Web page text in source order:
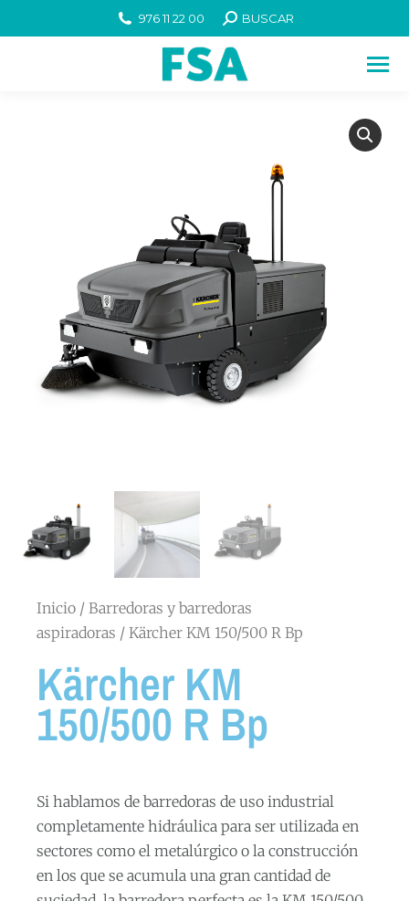
976 11 22 00 BUSCAR
Inicio / Barredoras y barredoras
aspiradoras / Kärcher KM 150/500 R Bp
Kärcher KM
150/500 R Bp
Si hablamos de barredoras de uso industrial
completamente hidráulica para ser utilizada en
sectores como el metalúrgico o la construcción
en los que se acumula una gran cantidad de